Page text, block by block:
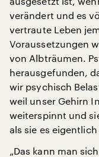
verändert und es
vertraute Leben
Voraussetzungen
von Albträumen.
herausgefunden,
wir psychisch
weil unser Gehirn
weiterspinnt und
als sie es
„Das kann man